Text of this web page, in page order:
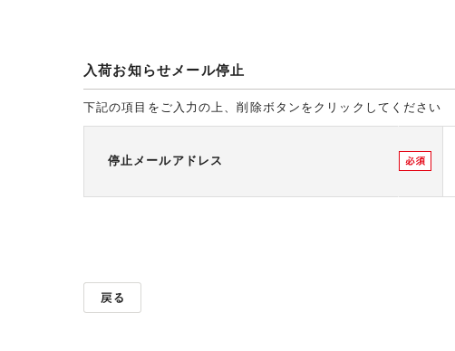
入荷お知らせメール停止
下記の項目をご入力の上、削除ボタンをクリックしてください
停止メールアドレス